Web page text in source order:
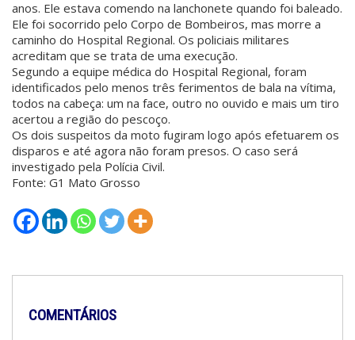
anos. Ele estava comendo na lanchonete quando foi baleado.
Ele foi socorrido pelo Corpo de Bombeiros, mas morre a
caminho do Hospital Regional. Os policiais militares
acreditam que se trata de uma execução.
Segundo a equipe médica do Hospital Regional, foram
identificados pelo menos três ferimentos de bala na vítima,
todos na cabeça: um na face, outro no ouvido e mais um tiro
acertou a região do pescoço.
Os dois suspeitos da moto fugiram logo após efetuarem os
disparos e até agora não foram presos. O caso será
investigado pela Polícia Civil.
Fonte: G1 Mato Grosso
COMENTÁRIOS